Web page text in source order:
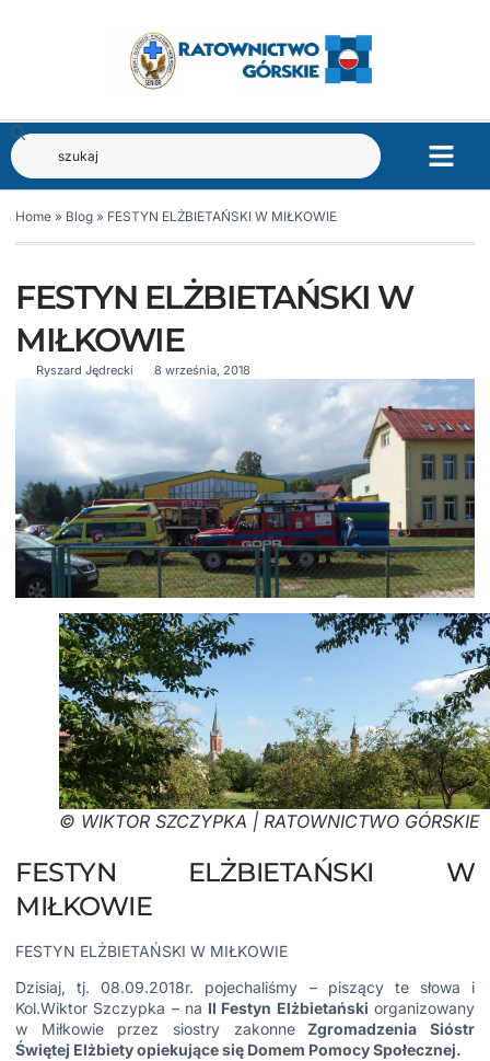
Home » Blog » FESTYN ELŻBIETAŃSKI W MIŁKOWIE
FESTYN ELŻBIETAŃSKI W
MIŁKOWIE
Ryszard Jędrecki 8 września, 2018
© WIKTOR SZCZYPKA | RATOWNICTWO GÓRSKIE
FESTYN ELŻBIETAŃSKI W
MIŁKOWIE
FESTYN ELŻBIETAŃSKI W MIŁKOWIE
Dzisiaj, tj. 08.09.2018r. pojechaliśmy – piszący te słowa i
Kol.Wiktor Szczypka – na II Festyn Elżbietański organizowany
w Miłkowie przez siostry zakonneZgromadzenia Sióstr
Świętej Elżbiety opiekujące się Domem Pomocy Społecznej.